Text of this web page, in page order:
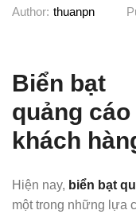
Author: thuanpn
Biển bạt
quảng
khách
Hiện nay, biển bạt
một trong những lựa